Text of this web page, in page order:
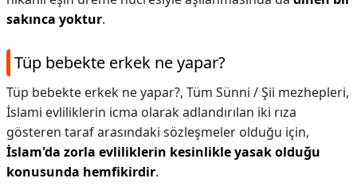
sakınca yoktur.
Tüp bebekte erkek ne yapar?
Tüp bebekte erkek ne yapar?, Tüm Sünni / Şii mezhepleri,
İslami evliliklerin icma olarak adlandırılan iki rıza
gösteren taraf arasındaki sözleşmeler olduğu için,
İslam'da zorla evliliklerin kesinlikle yasak olduğu
konusunda hemfikirdir.